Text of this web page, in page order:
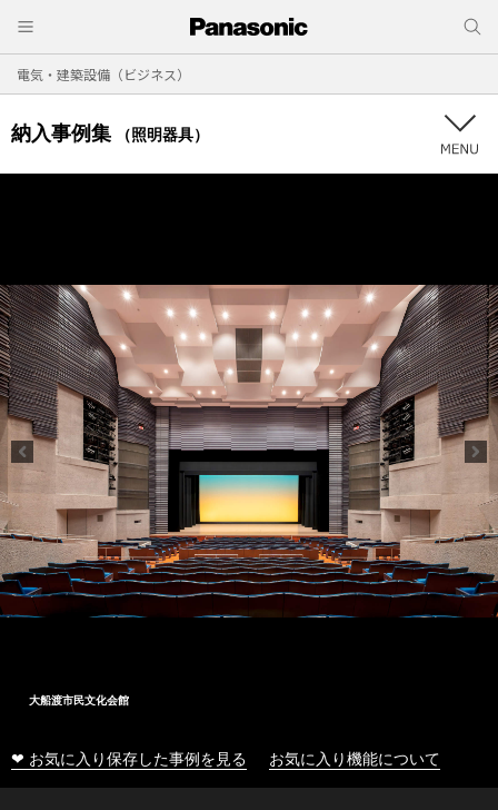
電気・建築設備（ビジネス）
納入事例集 （照明器具）
大船渡市民文化会館
❤ お気に入り保存した事例を見る お気に入り機能について